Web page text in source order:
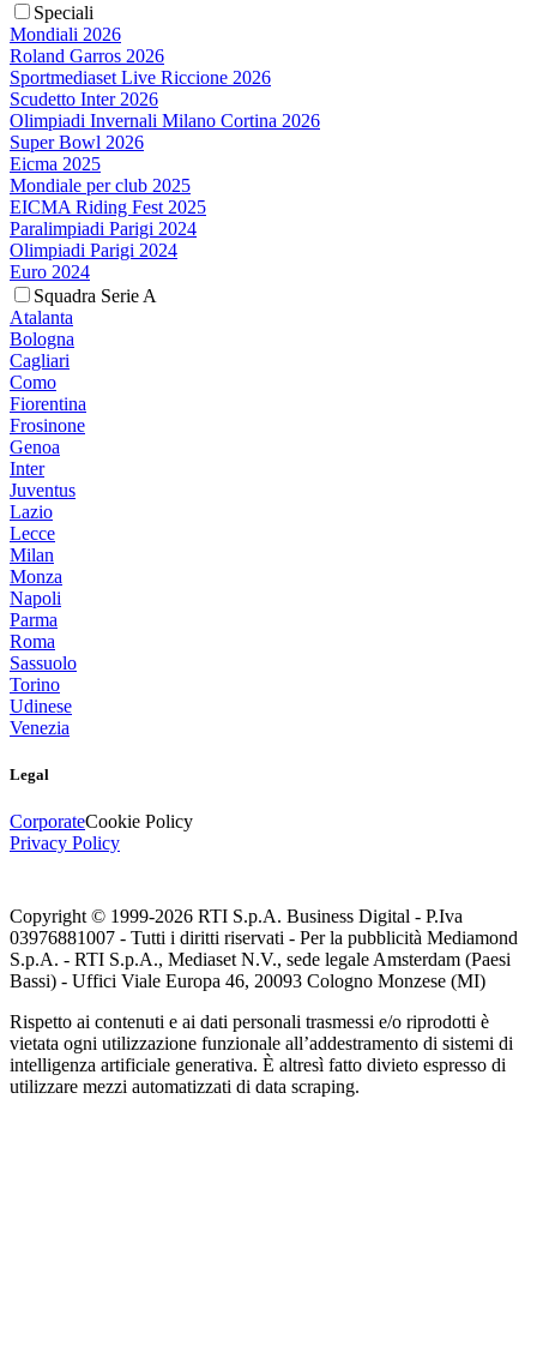
Speciali
Mondiali 2026
Roland Garros 2026
Sportmediaset Live Riccione 2026
Scudetto Inter 2026
Olimpiadi Invernali Milano Cortina 2026
Super Bowl 2026
Eicma 2025
Mondiale per club 2025
EICMA Riding Fest 2025
Paralimpiadi Parigi 2024
Olimpiadi Parigi 2024
Euro 2024
Squadra Serie A
Atalanta
Bologna
Cagliari
Como
Fiorentina
Frosinone
Genoa
Inter
Juventus
Lazio
Lecce
Milan
Monza
Napoli
Parma
Roma
Sassuolo
Torino
Udinese
Venezia
Legal
CorporateCookie Policy
Privacy Policy
Copyright © 1999-2026 RTI S.p.A. Business Digital - P.Iva
03976881007 - Tutti i diritti riservati - Per la pubblicità Mediamond
S.p.A. - RTI S.p.A., Mediaset N.V., sede legale Amsterdam (Paesi
Bassi) - Uffici Viale Europa 46, 20093 Cologno Monzese (MI)
Rispetto ai contenuti e ai dati personali trasmessi e/o riprodotti è
vietata ogni utilizzazione funzionale all’addestramento di sistemi di
intelligenza artificiale generativa. È altresì fatto divieto espresso di
utilizzare mezzi automatizzati di data scraping.